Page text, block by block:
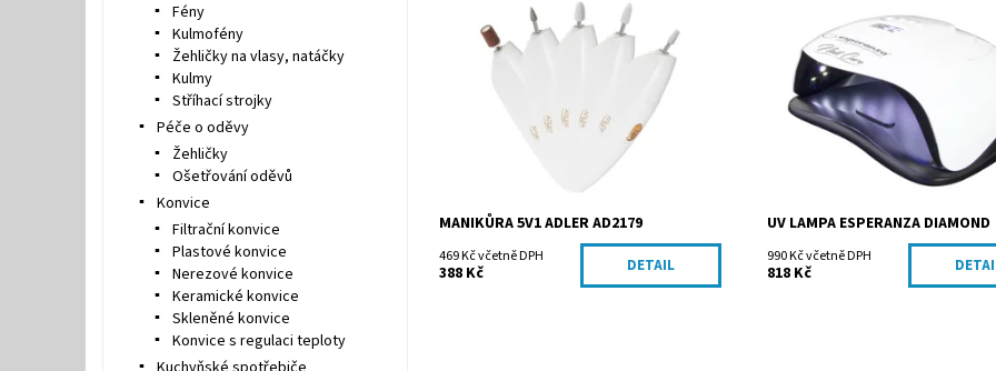
Dostupnost:
Vyprodáno
AD2179
ADLER Sp. z o.o.
MANIKŮRA 5V1 ADLER AD2179
469 Kč včetně DPH
388 Kč DETAIL
Dostupnost:
Skladem
EBN007
Značka:
UV LAMPA ESPERANZA DIAMOND
990 Kč včetně DPH
818 Kč
Fény
Kulmofény
Žehličky na vlasy, natáčky
Kulmy
Stříhací strojky
Péče o oděvy
Žehličky
Ošetřování oděvů
Konvice
Filtrační konvice
Plastové konvice
Nerezové konvice
Keramické konvice
Skleněné konvice
Konvice s regulaci teploty